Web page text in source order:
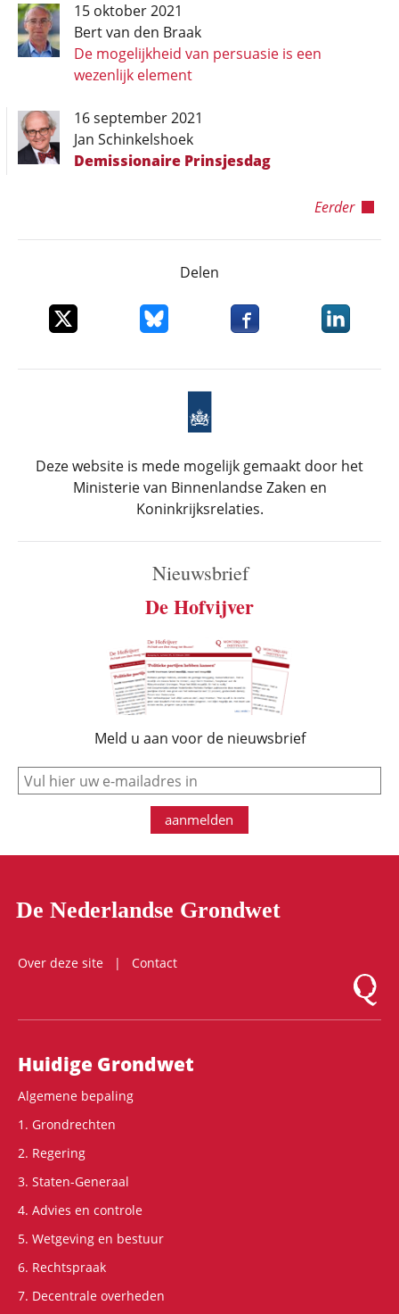
15 oktober 2021
Bert van den Braak
De mogelijkheid van persuasie is een
wezenlijk element
16 september 2021
Jan Schinkelshoek
Demissionaire Prinsjesdag
Eerder
Delen
Deel dit item op XDeel dit item op Bluesky
Deel dit item opDeel dit
Deze website is mede mogelijk gemaakt door het
Ministerie van Binnenlandse Zaken en
Koninkrijksrelaties.
Nieuwsbrief
De Hofvijver
Meld u aan voor de nieuwsbrief
e-mail
aanmelden
De Nederlandse Grondwet
Over deze site
Contact
Logo
Hoofdnavigatie
Huidige Grondwet
Algemene bepaling
1. Grondrechten
2. Regering
3. Staten-Generaal
4. Advies en controle
5. Wetgeving en bestuur
6. Rechtspraak
7. Decentrale overheden